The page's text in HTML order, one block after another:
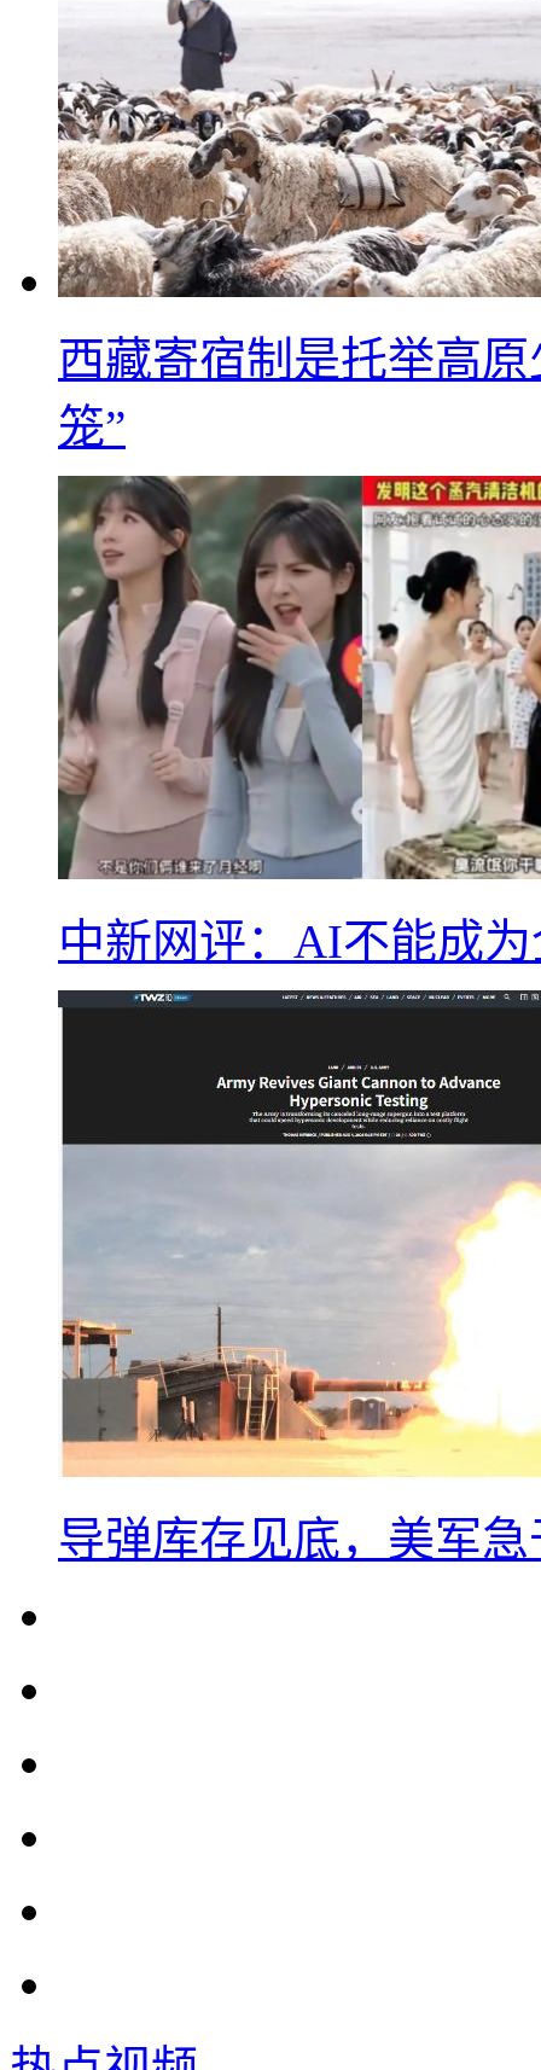
西藏寄宿制是托举高
笼”
中新网评：AI不能成
导弹库存见底，美军